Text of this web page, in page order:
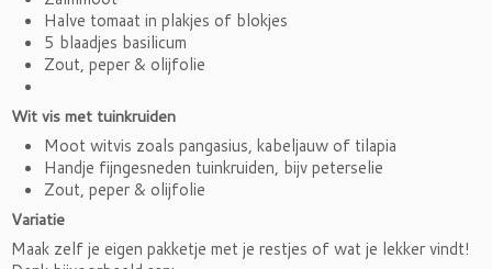
Halve tomaat in plakjes of blokjes
5 blaadjes basilicum
Zout, peper & olijfolie
Wit vis met tuinkruiden
Moot witvis zoals pangasius, kabeljauw of tilapia
Handje fijngesneden tuinkruiden, bijv peterselie
Zout, peper & olijfolie
Variatie
Maak zelf je eigen pakketje met je restjes of wat je lekker vindt!